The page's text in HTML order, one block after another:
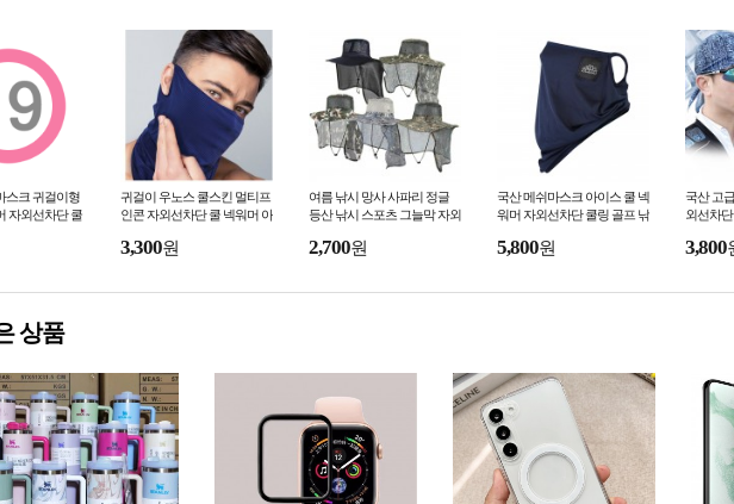
스크 귀걸이형
자외선차단 쿨
귀걸이 우노스 쿨스킨 멀티프
인콘 자외선차단 쿨 넥워머 아
3,300원
여름 낚시 망사 사파리 정글
등산 낚시 스포츠 그늘막 자외
2,700원
국산 메쉬마스크 아이스 쿨 넥
워머 자외선차단 쿨링 골프 낚
5,800원
국산 고
외선차
3,800
상품